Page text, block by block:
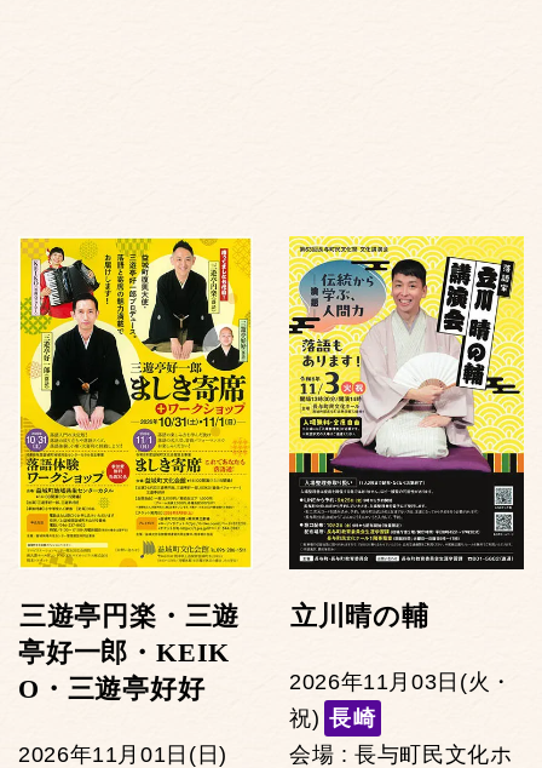
三遊亭円楽・三遊
亭好一郎・KEIK
O・三遊亭好好
2026年11月01日(日)
立川晴の輔
2026年11月03日(火・
祝) 長崎
会場 : 長与町民文化ホ